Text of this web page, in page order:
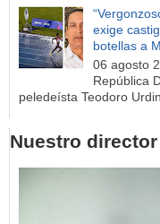
exige
botellas a
06 agosto
República
peledeísta Teodoro
Nuestro director